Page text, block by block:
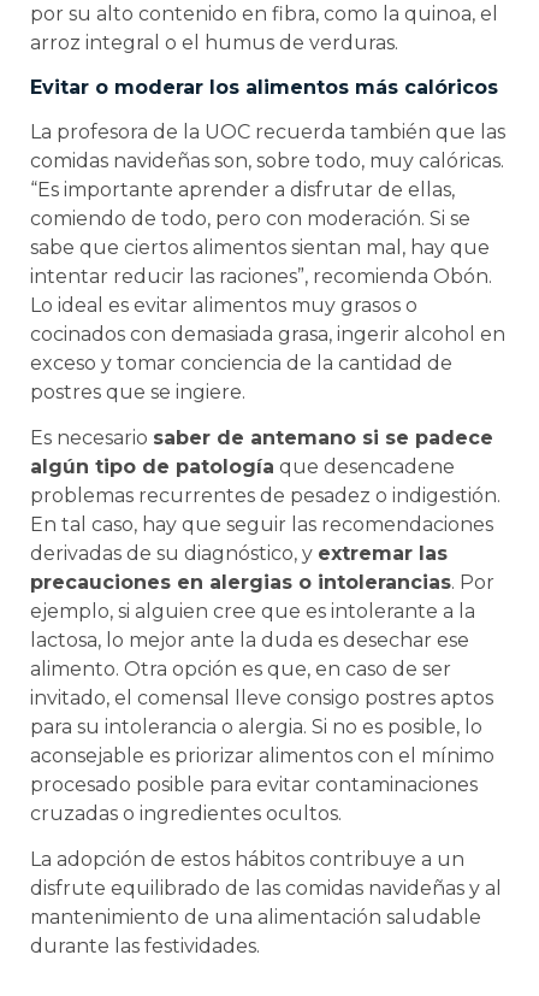
por su alto contenido en fibra, como la quinoa, el
arroz integral o el humus de verduras.
Evitar o moderar los alimentos más calóricos
La profesora de la UOC recuerda también que las
comidas navideñas son, sobre todo, muy calóricas.
“Es importante aprender a disfrutar de ellas,
comiendo de todo, pero con moderación. Si se
sabe que ciertos alimentos sientan mal, hay que
intentar reducir las raciones”, recomienda Obón.
Lo ideal es evitar alimentos muy grasos o
cocinados con demasiada grasa, ingerir alcohol en
exceso y tomar conciencia de la cantidad de
postres que se ingiere.
Es necesario saber de antemano si se padece
algún tipo de patología que desencadene
problemas recurrentes de pesadez o indigestión.
En tal caso, hay que seguir las recomendaciones
derivadas de su diagnóstico, y extremar las
precauciones en alergias o intolerancias. Por
ejemplo, si alguien cree que es intolerante a la
lactosa, lo mejor ante la duda es desechar ese
alimento. Otra opción es que, en caso de ser
invitado, el comensal lleve consigo postres aptos
para su intolerancia o alergia. Si no es posible, lo
aconsejable es priorizar alimentos con el mínimo
procesado posible para evitar contaminaciones
cruzadas o ingredientes ocultos.
La adopción de estos hábitos contribuye a un
disfrute equilibrado de las comidas navideñas y al
mantenimiento de una alimentación saludable
durante las festividades.